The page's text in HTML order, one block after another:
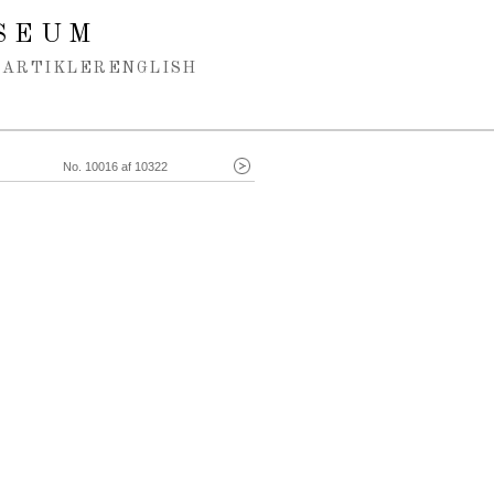
ENGLISH
No. 10016 af 10322